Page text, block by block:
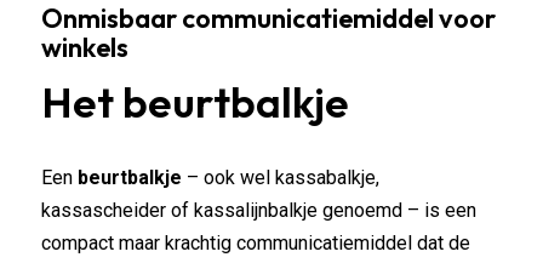
Onmisbaar communicatiemiddel voor
winkels
Het beurtbalkje
Een beurtbalkje – ook wel kassabalkje,
kassascheider of kassalijnbalkje genoemd – is een
compact maar krachtig communicatiemiddel dat de